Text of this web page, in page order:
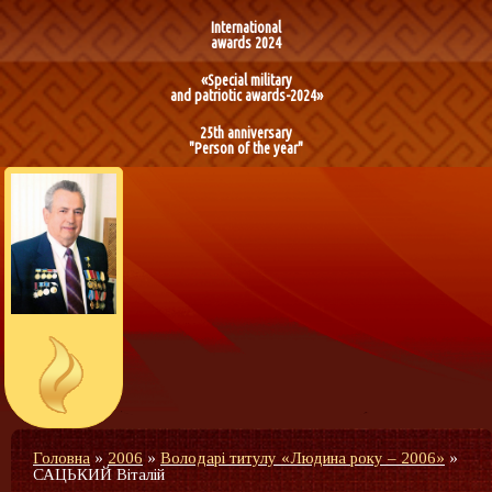
International
awards 2024
«Special military
and patriotic awards-2024»
25th anniversary
"Person of the year"
Головна »2006»Володарі титулу «Людина року – 2006» »
САЦЬКИЙ Віталій